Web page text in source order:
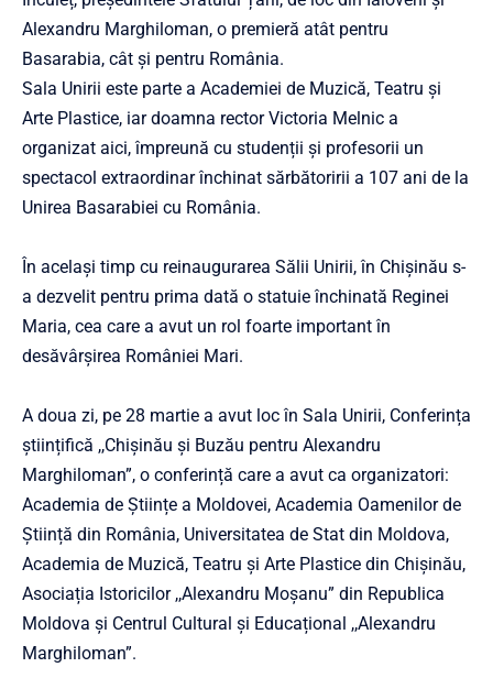
Alexandru Marghiloman, o premieră atât pentru
Basarabia, cât și pentru România.
Sala Unirii este parte a Academiei de Muzică, Teatru și
Arte Plastice, iar doamna rector Victoria Melnic a
organizat aici, împreună cu studenții și profesorii un
spectacol extraordinar închinat sărbătoririi a 107 ani de la
Unirea Basarabiei cu România.
În același timp cu reinaugurarea Sălii Unirii, în Chișinău s-
a dezvelit pentru prima dată o statuie închinată Reginei
Maria, cea care a avut un rol foarte important în
desăvârșirea României Mari.
A doua zi, pe 28 martie a avut loc în Sala Unirii, Conferința
științifică ,,Chișinău și Buzău pentru Alexandru
Marghiloman”, o conferință care a avut ca organizatori:
Academia de Științe a Moldovei, Academia Oamenilor de
Știință din România, Universitatea de Stat din Moldova,
Academia de Muzică, Teatru și Arte Plastice din Chișinău,
Asociația Istoricilor ,,Alexandru Moșanu” din Republica
Moldova și Centrul Cultural și Educațional ,,Alexandru
Marghiloman”.